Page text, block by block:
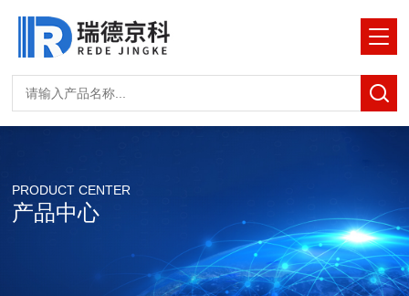
PRODUCT CENTER
产品中心